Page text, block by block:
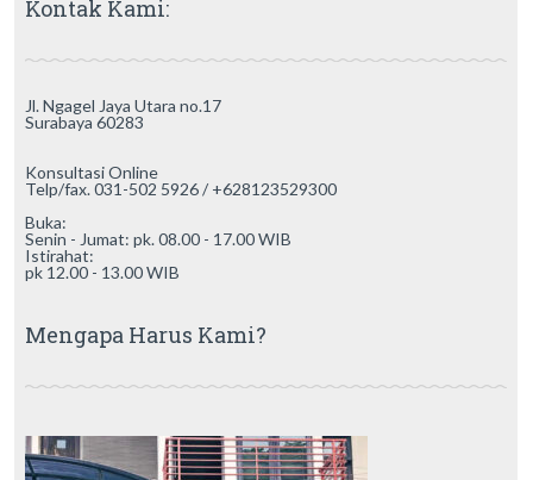
Kontak Kami:
Jl. Ngagel Jaya Utara no.17
Surabaya 60283
Konsultasi Online
Telp/fax. 031-502 5926 / +628123529300
Buka:
Senin - Jumat: pk. 08.00 - 17.00 WIB
Istirahat:
pk 12.00 - 13.00 WIB
Mengapa Harus Kami?